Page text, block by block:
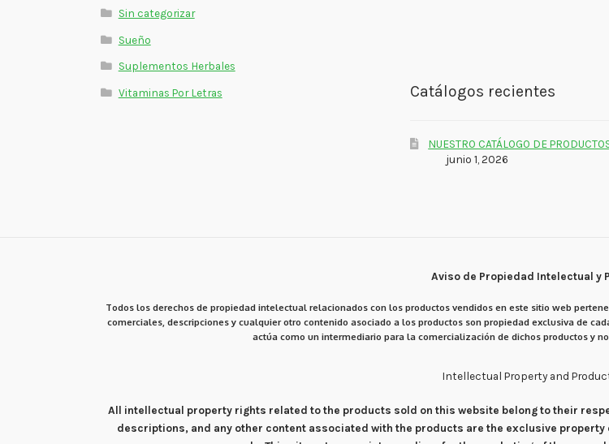
Sin categorizar
Sueño
Suplementos Herbales
Vitaminas Por Letras Catálogos recientes
NUESTRO CATÁLOGO DE
junio 1, 2026
Aviso de Propiedad Intelectual y
Todos los derechos de propiedad intelectual relacionados con los productos vendidos en este sitio web
comerciales, descripciones y cualquier otro contenido asociado a los productos son propiedad exclusiva de
actúa como un intermediario para la comercialización de dichos productos y
Intellectual Property and
All intellectual property rights related to the products sold on this website belong to their
descriptions, and any other content associated with the products are the exclusive